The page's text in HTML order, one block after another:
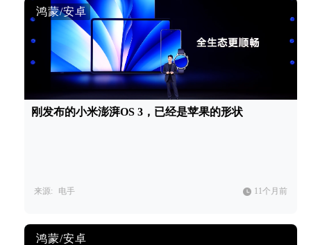
鸿蒙/安卓
刚发布的小米澎湃OS 3，已经是苹果的形状
来源: 电手 11个月前
鸿蒙/安卓